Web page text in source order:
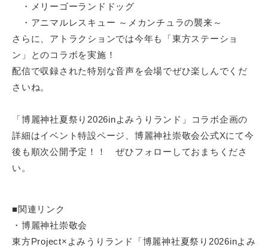
・メリーゴーランドドッグ
・アニマルレスキュー ～メカンチュラの襲来～
さらに、アトラクションでは今年も「東方ステーショ
ン」とのコラボを実施！
配信で収録された特別な音声を会場でぜひ楽しんでくだ
さいね。
「博麗神社夏祭り2026inよみうりランド」コラボ企画の
詳細はイベント特設ページ、博麗神社崇敬会公式Xにて今
後も順次公開予定！！ ぜひフォローしておまちくださ
い。
■関連リンク
・博麗神社崇敬会
東方Project×よみうりランド「博麗神社夏祭り2026inよみ